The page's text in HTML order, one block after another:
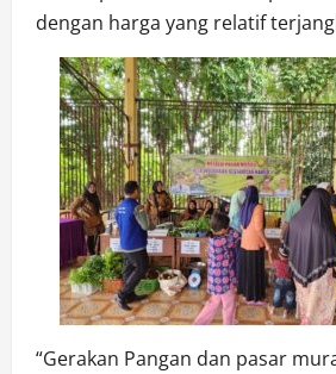
dengan harga yang relatif
“Gerakan Pangan dan pasar